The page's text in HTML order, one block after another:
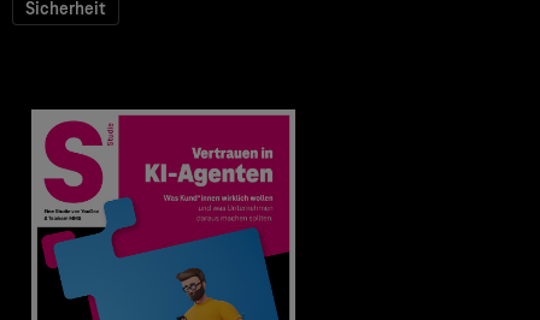
Sicherheit